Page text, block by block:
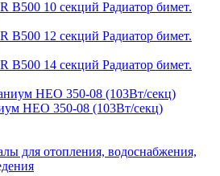
Радиатор бимет.
Радиатор бимет.
Радиатор бимет.
НЕО 350-08 (103Вт/секц)
для отопления, водоснабжения,